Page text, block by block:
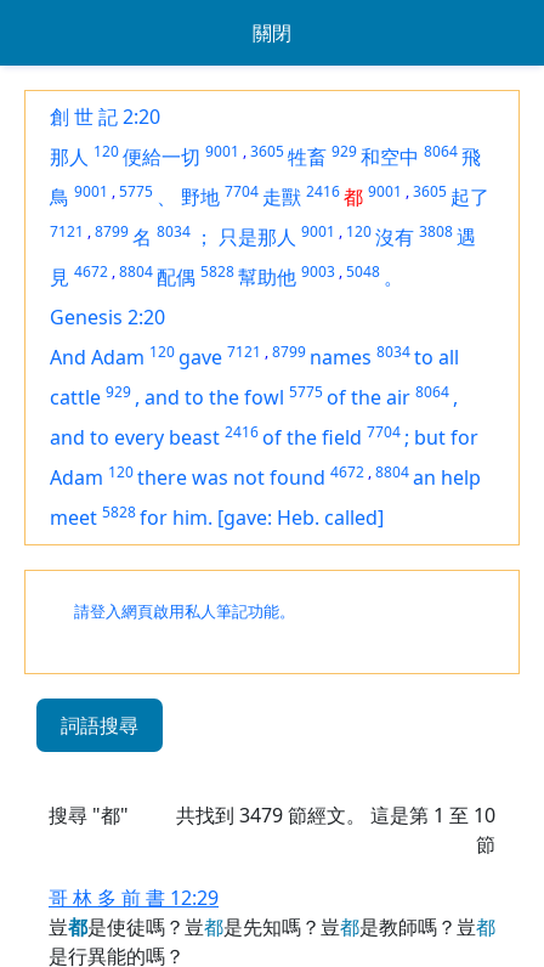
關閉
創 世 記 2:20
那人 120便給一切 9001 ,3605牲畜 929和空中 8064飛
鳥 9001 ,5775 、 野地 7704 走獸 2416都 9001 ,3605 起了
7121 ,8799名 8034 ； 只是那人 9001 , 120沒有 3808遇
見 4672 ,8804配偶 5828幫助他 9003 ,5048 。
Genesis 2:20
And Adam 120 gave 7121 ,8799 names 8034to all
cattle 929 , and to the fowl 5775of the air 8064 ,
and to every beast 2416of the field 7704 ; but for
Adam 120there was not found 4672 ,8804an help
meet 5828for him. [gave: Heb. called]
請登入網頁啟用私人筆記功能。
詞語搜尋
搜尋 "都" 共找到 3479節經文。 這是第 1 至 10
節
哥 林 多 前 書 12:29
豈都是使徒嗎？豈都是先知嗎？豈都是教師嗎？豈都
是行異能的嗎？